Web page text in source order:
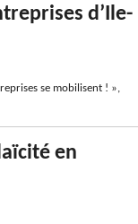
d’Ile-
se mobilisent ! »,
en